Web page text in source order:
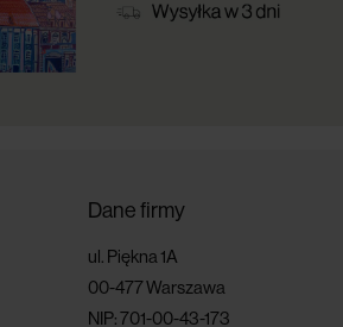
Dane firmy
ul. Piękna 1A
00-477 Warszawa
NIP: 701-00-43-173